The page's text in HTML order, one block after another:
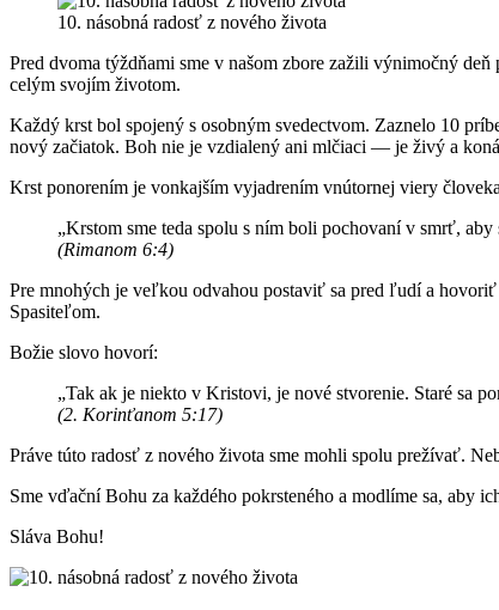
10. násobná radosť z nového života
Pred dvoma týždňami sme v našom zbore zažili výnimočný
celým svojím životom.
Každý krst bol spojený s osobným svedectvom. Zaznelo 10
nový začiatok. Boh nie je vzdialený ani mlčiaci — je živý a
Krst ponorením je vonkajším vyjadrením vnútornej viery
„Krstom sme teda spolu s ním boli pochovaní v smrť,
(Rimanom 6:4)
Pre mnohých je veľkou odvahou postaviť sa pred ľudí a
Spasiteľom.
Božie slovo hovorí:
„Tak ak je niekto v Kristovi, je nové stvorenie. Staré sa
(2. Korinťanom 5:17)
Práve túto radosť z nového života sme mohli spolu prežívať.
Sme vďační Bohu za každého pokrsteného a modlíme sa, aby
Sláva Bohu!